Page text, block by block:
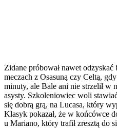
Zidane próbował nawet odzyskać
meczach z Osasuną czy Celtą,
minuty, ale Bale ani nie strzelił w
asysty. Szkoleniowiec woli
się dobrą grą, na Lucasa, który
Klasyk pokazał, że w końcówce
u Mariano, który trafił zresztą do